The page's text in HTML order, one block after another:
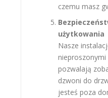
czemu masz
użytkowania
Nasze
nieproszonymi
pozwalają
dzwoni do
jesteś poza